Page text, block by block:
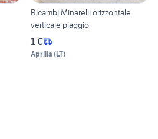
Ricambi Minarelli orizzontale
verticale piaggio
1 €
Aprilia (LT)